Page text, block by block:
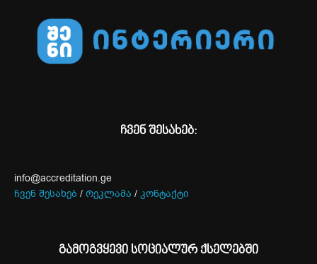
ჩვენ შესახებ:
info@accreditation.ge
ჩვენ შესახებ / რეკლამა / კონტაქტი
გამოგვყევი სოციალურ ქსელებში